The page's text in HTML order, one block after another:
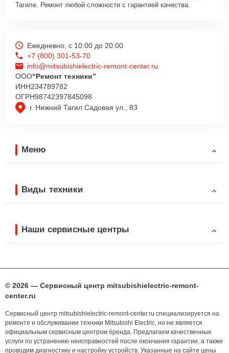
Тагиле. Ремонт любой сложности с гарантией качества.
г. Нижний Тагил Садовая ул., 83
Ежедневно, с 10:00 до 20:00
+7 (800) 301-53-70
info@mitsubishielectric-remont-center.ru
ООО“Ремонт техники”
ИНН234789782
ОГРН98742397845098
Меню
Виды техники
Наши сервисные центры
© 2026 — Сервисный центр mitsubishielectric-remont-
center.ru
Сервисный центр mitsubishielectric-remont-center.ru специализируется на
ремонте и обслуживании техники Mitsubishi Electric, но не является
официальным сервисным центром бренда. Предлагаем качественные
услуги по устранению неисправностей после окончания гарантии, а также
проводим диагностику и настройку устройств. Указанные на сайте цены